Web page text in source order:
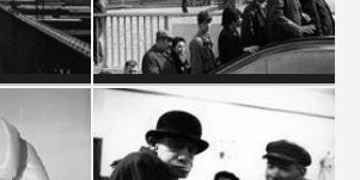
BANLIEUE SAINT DENIS